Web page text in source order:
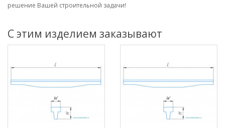
решение Вашей строительной задачи!
С этим изделием заказывают